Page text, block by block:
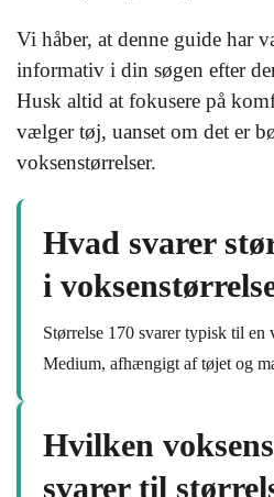
Vi håber, at denne guide har
informativ i din søgen efter
Husk altid at fokusere på
vælger tøj, uanset om det er
voksenstørrelser.
Hvad svarer
i
Størrelse 170 svarer typisk til en
Medium, afhængigt af tøjet og
Hvilken
svarer til